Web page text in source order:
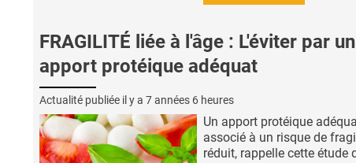
FRAGILITÉ liée à l'âge : L'éviter par un
apport protéique adéquat
Actualité publiée il y a 7 années 6 heures
Un apport protéique
associé à un risque de
réduit, rappelle cette étude